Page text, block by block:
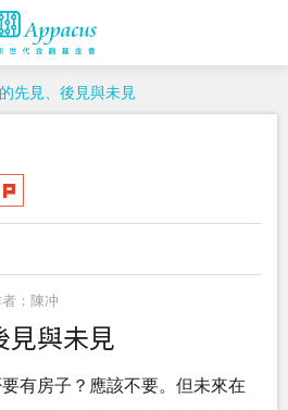
先見、後見與未見
：陳冲
見與未見
有房子？應該不要。但未來在